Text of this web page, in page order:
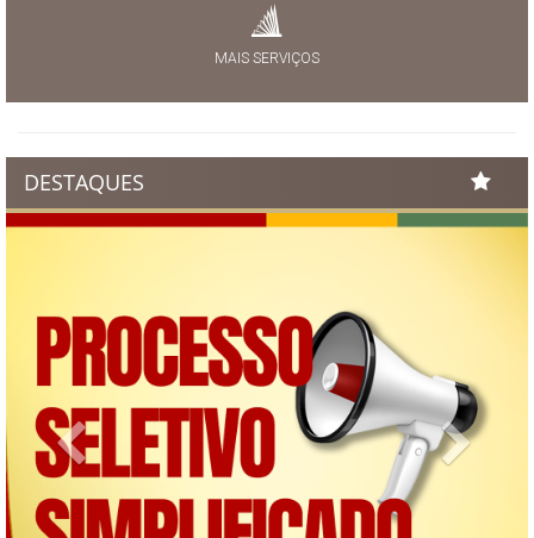
MAIS SERVIÇOS
DESTAQUES
Previous Next